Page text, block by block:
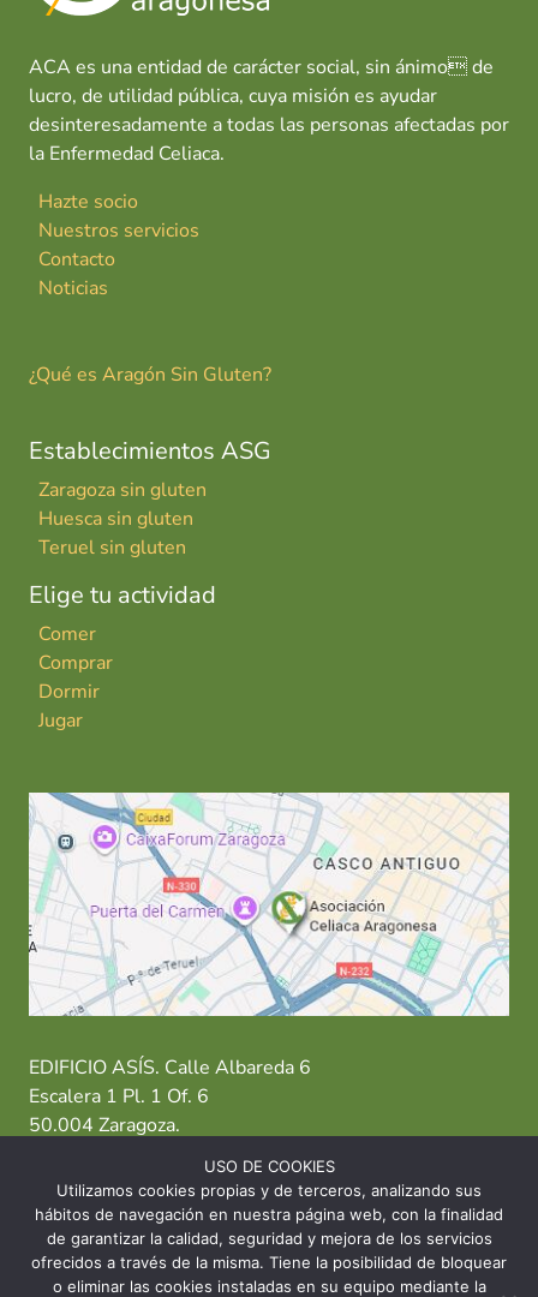
ACA es una entidad de carácter social, sin ánimo de
lucro, de utilidad pública, cuya misión es ayudar
desinteresadamente a todas las personas afectadas por
la Enfermedad Celiaca.
Hazte socio
Nuestros servicios
Contacto
Noticias
¿Qué es Aragón Sin Gluten?
Establecimientos ASG
Zaragoza sin gluten
Huesca sin gluten
Teruel sin gluten
Elige tu actividad
Comer
Comprar
Dormir
Jugar
EDIFICIO ASÍS. Calle Albareda 6
Escalera 1 Pl. 1 Of. 6
50.004 Zaragoza.
T: 976 484 949 M: 635 638 563
Sede Zaragoza·Sede Huesca· Sede Teruel
USO DE COOKIES
Utilizamos cookies propias y de terceros, analizando sus
hábitos de navegación en nuestra página web, con la finalidad
de garantizar la calidad, seguridad y mejora de los servicios
ofrecidos a través de la misma. Tiene la posibilidad de bloquear
o eliminar las cookies instaladas en su equipo mediante la